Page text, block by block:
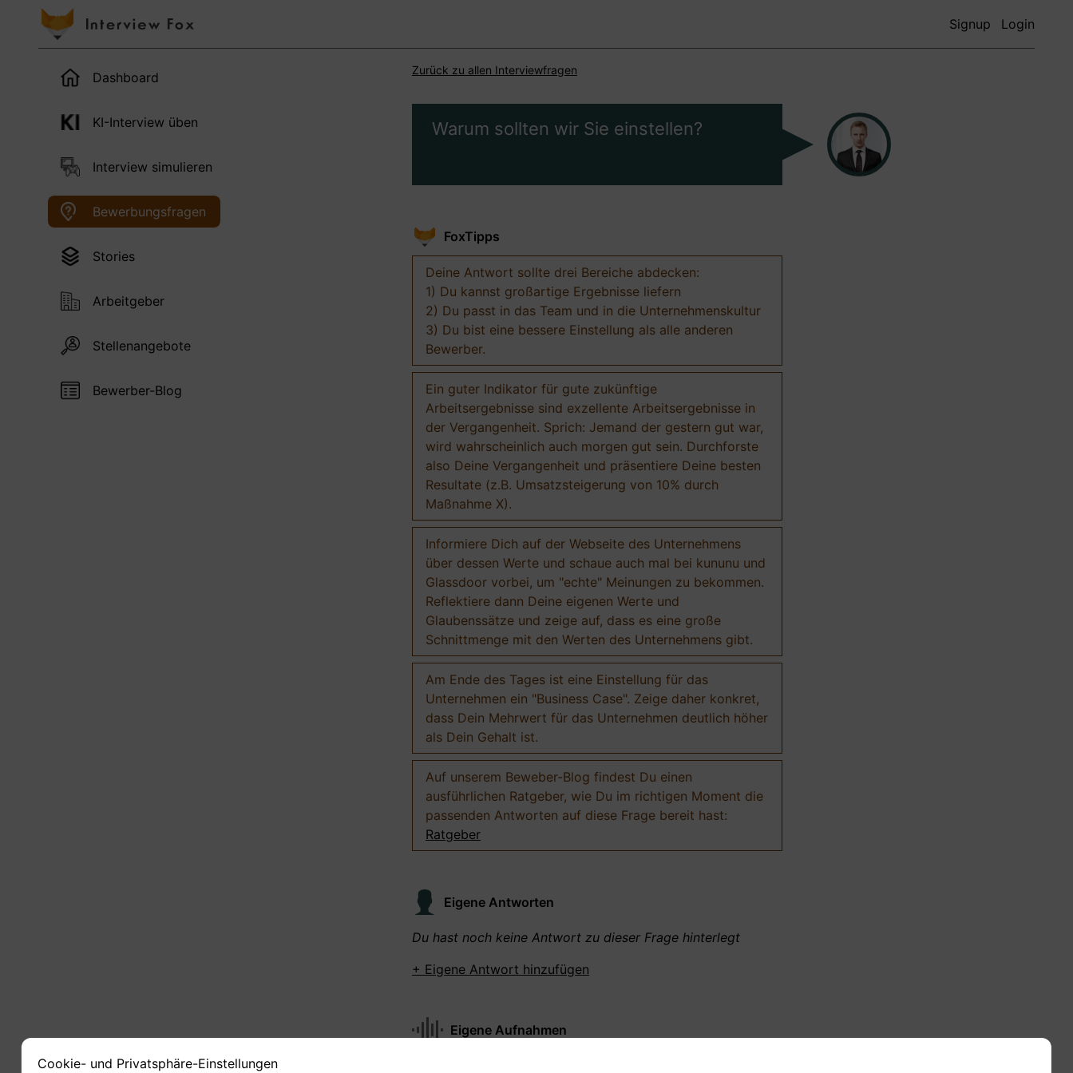
Signup Login
Dashboard
KI-Interview üben
Interview simulieren
Bewerbungsfragen
Stories
Arbeitgeber
Stellenangebote
Bewerber-Blog
Zurück zu allen Interviewfragen
Warum sollten wir Sie einstellen?
FoxTipps
Deine Antwort sollte drei Bereiche abdecken:
1) Du kannst großartige Ergebnisse liefern
2) Du passt in das Team und in die Unternehmenskultur
3) Du bist eine bessere Einstellung als alle anderen
Bewerber.
Ein guter Indikator für gute zukünftige
Arbeitsergebnisse sind exzellente Arbeitsergebnisse in
der Vergangenheit. Sprich: Jemand der gestern gut war,
wird wahrscheinlich auch morgen gut sein. Durchforste
also Deine Vergangenheit und präsentiere Deine besten
Resultate (z.B. Umsatzsteigerung von 10% durch
Maßnahme X).
Informiere Dich auf der Webseite des Unternehmens
über dessen Werte und schaue auch mal bei kununu und
Glassdoor vorbei, um "echte" Meinungen zu bekommen.
Reflektiere dann Deine eigenen Werte und
Glaubenssätze und zeige auf, dass es eine große
Schnittmenge mit den Werten des Unternehmens gibt.
Am Ende des Tages ist eine Einstellung für das
Unternehmen ein "Business Case". Zeige daher konkret,
dass Dein Mehrwert für das Unternehmen deutlich höher
als Dein Gehalt ist.
Auf unserem Beweber-Blog findest Du einen
ausführlichen Ratgeber, wie Du im richtigen Moment die
passenden Antworten auf diese Frage bereit hast:
Ratgeber
Eigene Antworten
Du hast noch keine Antwort zu dieser Frage hinterlegt
+ Eigene Antwort hinzufügen
Eigene Aufnahmen
Cookie- und Privatsphäre-Einstellungen